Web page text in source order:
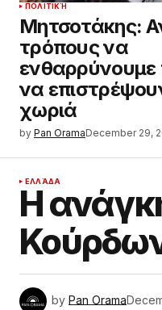
ΠΟΛΙΤΙΚΉ
Μητσοτάκης:
τρόπους να
ενθαρρύνουμε
να
χωριά
by Pan OramaDecember 29,
ΕΛΛΆΔΑ
Η
by Pan Orama